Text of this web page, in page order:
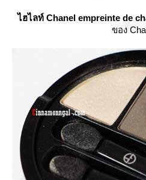
ไฮไลท์ Chanel empreinte de
ของ